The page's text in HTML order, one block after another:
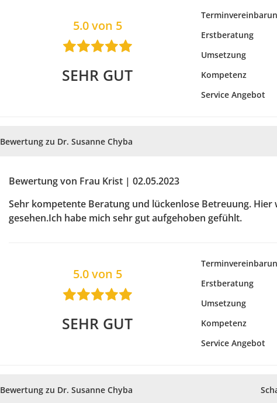
5.0 von 5
SEHR GUT
Erstberatung
Umsetzung
Kompetenz
Service Angebot
Bewertung zu Dr. Susanne Chyba
Bewertung von Frau Krist | 02.05.2023
Sehr kompetente Beratung und lückenlose Betreuung. Hier
gesehen.Ich habe mich sehr gut aufgehoben gefühlt.
5.0 von 5
SEHR GUT
Erstberatung
Umsetzung
Kompetenz
Service Angebot
Bewertung zu Dr. Susanne Chyba